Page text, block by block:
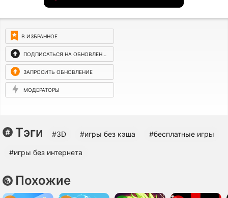
В ИЗБРАННОЕ
ПОДПИСАТЬСЯ НА ОБНОВЛЕНИЯ
ЗАПРОСИТЬ ОБНОВЛЕНИЕ
МОДЕРАТОРЫ
Тэги #3D #игры без кэша #бесплатные игры
#игры без интернета
Похожие